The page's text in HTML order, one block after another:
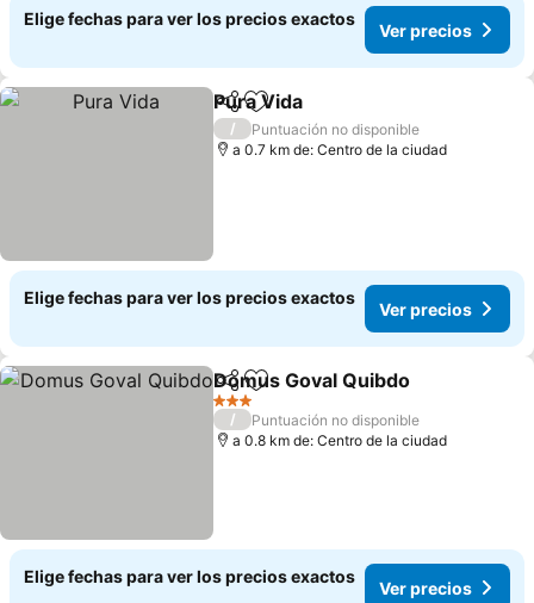
Elige fechas para ver los precios exactos
Ver precios
CompartirAgregar a favoritos
Pura Vida
/
Puntuación no disponible
a 0.7 km de: Centro de la ciudad
Elige fechas para ver los precios exactos
Ver precios
CompartirAgregar a favoritos
Domus Goval Quibdo
3 Estrellas
/
Puntuación no disponible
a 0.8 km de: Centro de la ciudad
Elige fechas para ver los precios exactos
Ver precios